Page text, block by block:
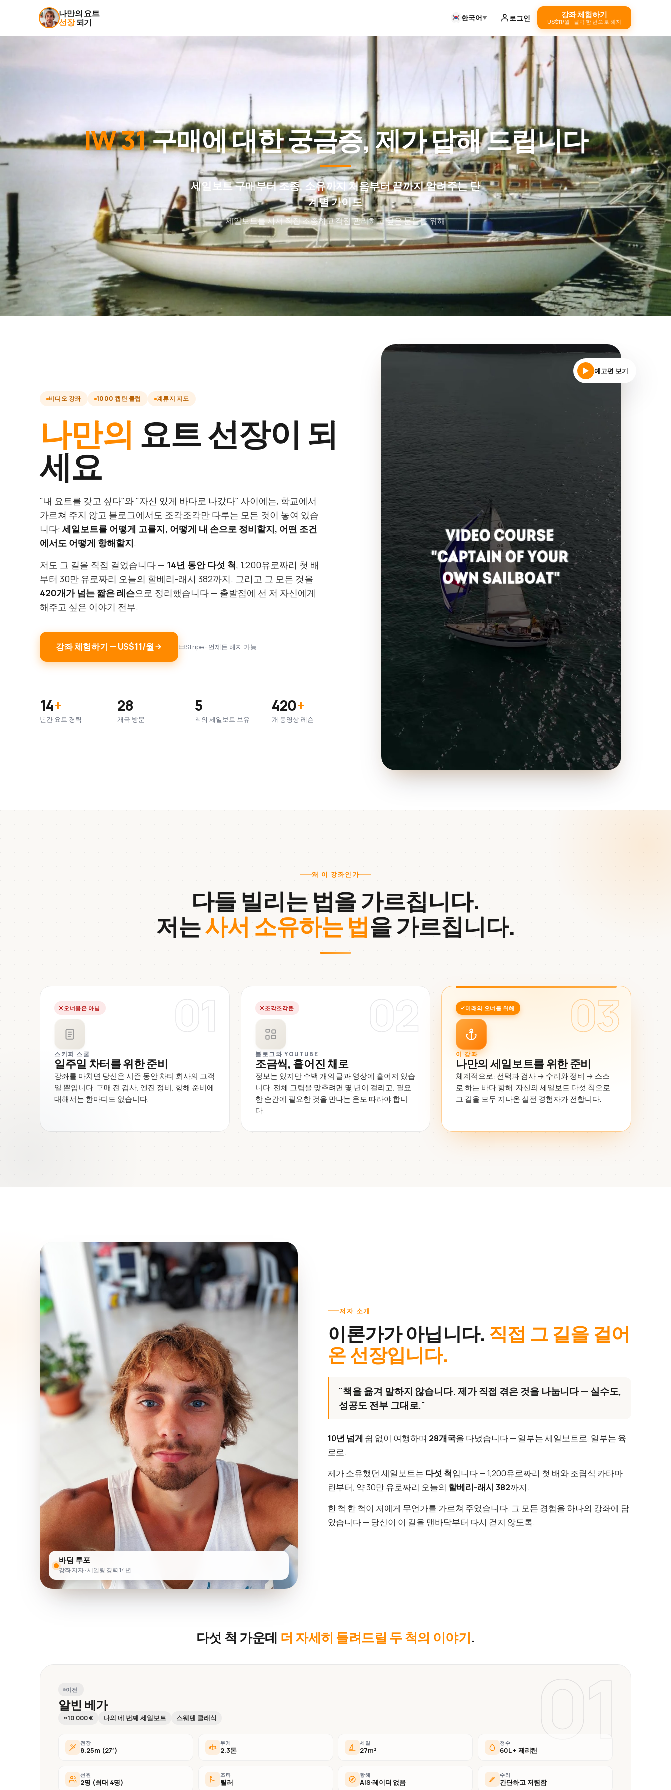
나만의 요트
선장되기 한국어 로그인 강좌 체험하기
US$11/월 · 클릭 한 번으로 해지
IW 31구매에 대한 궁금증, 제가 답해 드립니다
세일보트 구매부터 조종, 소유까지 처음부터 끝까지 알려주는 단
계별 가이드
세일보트를 사서 직접 조종하고 직접 관리하고 싶은 분들을 위해
비디오 강좌 1000 캡틴 클럽 계류지 지도
나만의 요트 선장이 되
세요
"내 요트를 갖고 싶다"와 "자신 있게 바다로 나갔다" 사이에는, 학교에서
가르쳐 주지 않고 블로그에서도 조각조각만 다루는 모든 것이 놓여 있습
니다: 세일보트를 어떻게 고를지, 어떻게 내 손으로 정비할지, 어떤 조건
에서도 어떻게 항해할지.
저도 그 길을 직접 걸었습니다 — 14년 동안 다섯 척, 1,200유로짜리 첫 배
부터 30만 유로짜리 오늘의 할베리-래시 382까지. 그리고 그 모든 것을
420개가 넘는 짧은 레슨으로 정리했습니다 — 출발점에 선 저 자신에게
해주고 싶은 이야기 전부.
강좌 체험하기 — US$11/월 Stripe · 언제든 해지 가능
14+
년간 요트 경력
28
개국 방문
5
척의 세일보트 보유
420+
개 동영상 레슨
예고편 보기
왜 이 강좌인가
다들 빌리는 법을 가르칩니다.
저는사서 소유하는 법을 가르칩니다.
01
오너용은 아님
스키퍼 스쿨
일주일 차터를 위한 준비
강좌를 마치면 당신은 시즌 동안 차터 회사의 고객
일 뿐입니다. 구매 전 검사, 엔진 정비, 항해 준비에
대해서는 한마디도 없습니다.
02
조각조각뿐
블로그와 YOUTUBE
조금씩, 흩어진 채로
정보는 있지만 수백 개의 글과 영상에 흩어져 있습
니다. 전체 그림을 맞추려면 몇 년이 걸리고, 필요
한 순간에 필요한 것을 만나는 운도 따라야 합니
다.
03
미래의 오너를 위해
이 강좌
나만의 세일보트를 위한 준비
체계적으로: 선택과 검사 → 수리와 정비 → 스스
로 하는 바다 항해. 자신의 세일보트 다섯 척으로
그 길을 모두 지나온 실전 경험자가 전합니다.
바딤 루포
강좌 저자 · 세일링 경력 14년
저자 소개
이론가가 아닙니다. 직접 그 길을 걸어
온 선장입니다.
"책을 옮겨 말하지 않습니다. 제가 직접 겪은 것을 나눕니다 — 실수도,
성공도 전부 그대로."
10년 넘게 쉼 없이 여행하며 28개국을 다녔습니다 — 일부는 세일보트로, 일부는 육
로로.
제가 소유했던 세일보트는 다섯 척입니다 — 1,200유로짜리 첫 배와 조립식 카타마
란부터, 약 30만 유로짜리 오늘의 할베리-래시 382까지.
한 척 한 척이 저에게 무언가를 가르쳐 주었습니다. 그 모든 경험을 하나의 강좌에 담
았습니다 — 당신이 이 길을 맨바닥부터 다시 걷지 않도록.
다섯 척 가운데 더 자세히 들려드릴 두 척의 이야기.
01
이전
알빈 베가
~10 000 € 나의 네 번째 세일보트 스웨덴 클래식
전장
8.25m (27′)
무게
2.3톤
세일
27m²
청수
60L + 제리캔
선원
2명 (최대 4명)
조타
틸러
항해
AIS·레이더 없음
수리
간단하고 저렴함